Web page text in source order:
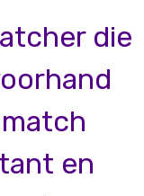
die
en